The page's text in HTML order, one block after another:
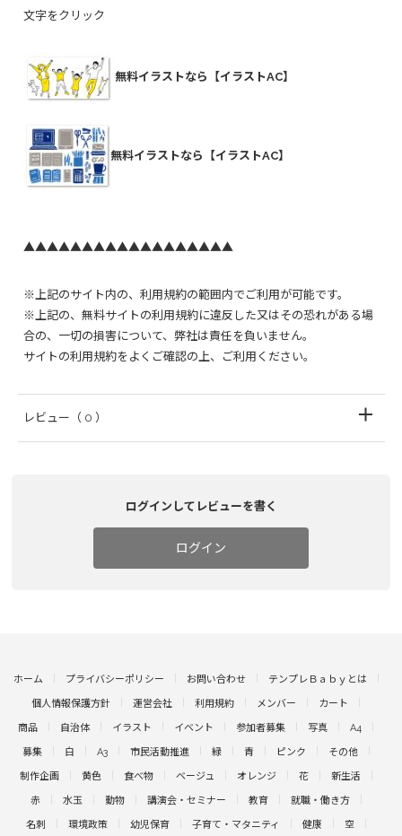
文字をクリック
無料イラストなら【イラストAC】
無料イラストなら【イラストAC】
▲▲▲▲▲▲▲▲▲▲▲▲▲▲▲▲▲▲
※上記のサイト内の、利用規約の範囲内でご利用が可能です。
※上記の、無料サイトの利用規約に違反した又はその恐れがある場
合の、一切の損害について、弊社は責任を負いません。
サイトの利用規約をよくご確認の上、ご利用ください。
レビュー （ 0 ）
ログインしてレビューを書く
ログイン
ホーム プライバシーポリシー お問い合わせ テンプレＢａｂｙとは
個人情報保護方針 運営会社 利用規約 メンバー カート
商品 自治体 イラスト イベント 参加者募集 写真 A4
募集 白 A3 市民活動推進 緑 青 ピンク その他
制作企画 黄色 食べ物 ベージュ オレンジ 花 新生活
赤 水玉 動物 講演会・セミナー 教育 就職・働き方
名刺 環境政策 幼児保育 子育て・マタニティ 健康 空